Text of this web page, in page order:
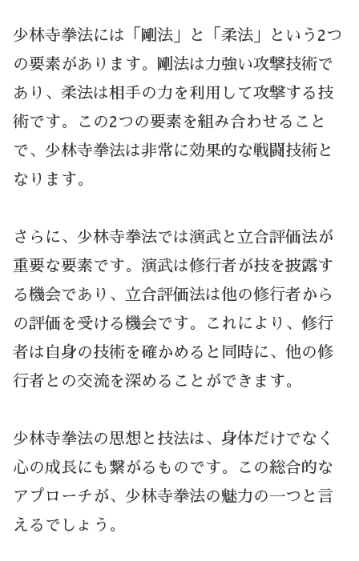
少林寺拳法には「剛法」と「柔法」という2つ
の要素があります。剛法は力強い攻撃技術で
あり、柔法は相手の力を利用して攻撃する技
術です。この2つの要素を組み合わせること
で、少林寺拳法は非常に効果的な戦闘技術と
なります。
さらに、少林寺拳法では演武と立合評価法が
重要な要素です。演武は修行者が技を披露す
る機会であり、立合評価法は他の修行者から
の評価を受ける機会です。これにより、修行
者は自身の技術を確かめると同時に、他の修
行者との交流を深めることができます。
少林寺拳法の思想と技法は、身体だけでなく
心の成長にも繋がるものです。この総合的な
アプローチが、少林寺拳法の魅力の一つと言
えるでしょう。